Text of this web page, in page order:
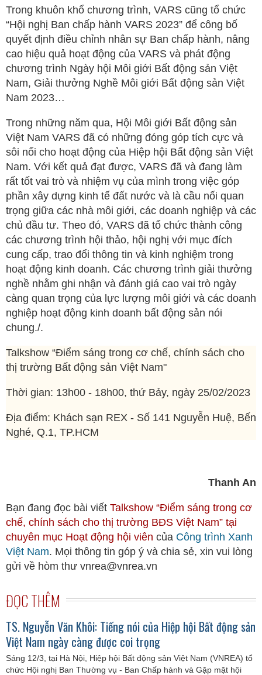
Trong khuôn khổ chương trình, VARS cũng tổ chức
“Hội nghị Ban chấp hành VARS 2023” để công bố
quyết định điều chỉnh nhân sự Ban chấp hành, nâng
cao hiệu quả hoạt động của VARS và phát động
chương trình Ngày hội Môi giới Bất động sản Việt
Nam, Giải thưởng Nghề Môi giới Bất động sản Việt
Nam 2023…
Trong những năm qua, Hội Môi giới Bất động sản
Việt Nam VARS đã có những đóng góp tích cực và
sôi nổi cho hoạt động của Hiệp hội Bất động sản Việt
Nam. Với kết quả đạt được, VARS đã và đang làm
rất tốt vai trò và nhiệm vụ của mình trong việc góp
phần xây dựng kinh tế đất nước và là cầu nối quan
trọng giữa các nhà môi giới, các doanh nghiệp và các
chủ đầu tư. Theo đó, VARS đã tổ chức thành công
các chương trình hội thảo, hội nghị với mục đích
cung cấp, trao đổi thông tin và kinh nghiệm trong
hoạt động kinh doanh. Các chương trình giải thưởng
nghề nhằm ghi nhận và đánh giá cao vai trò ngày
càng quan trọng của lực lượng môi giới và các doanh
nghiệp hoạt động kinh doanh bất động sản nói
chung./.
Talkshow “Điểm sáng trong cơ chế, chính sách cho
thị trường Bất động sản Việt Nam"
Thời gian: 13h00 - 18h00, thứ Bảy, ngày 25/02/2023
Địa điểm: Khách sạn REX - Số 141 Nguyễn Huệ, Bến
Nghé, Q.1, TP.HCM
Thanh An
Bạn đang đọc bài viết Talkshow “Điểm sáng trong cơ
chế, chính sách cho thị trường BĐS Việt Nam” tại
chuyên mục Hoạt động hội viên của Công trình Xanh
Việt Nam. Mọi thông tin góp ý và chia sẻ, xin vui lòng
gửi về hòm thư vnrea@vnrea.vn
ĐỌC THÊM
TS. Nguyễn Văn Khôi: Tiếng nói của Hiệp hội Bất động sản
Việt Nam ngày càng được coi trọng
Sáng 12/3, tại Hà Nội, Hiệp hội Bất động sản Việt Nam (VNREA) tổ
chức Hội nghị Ban Thường vụ - Ban Chấp hành và Gặp mặt hội